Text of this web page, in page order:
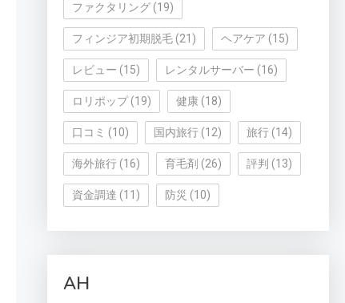
ファクタリング(19)
フィンジア初期脱毛(21) ヘアケア (15)
レビュー (15) レンタルサーバー (16)
ロリポップ(19) 健康(18)
口コミ (10) 国内旅行(12) 旅行(14)
海外旅行(16) 育毛剤 (26) 評判 (13)
資金調達 (11) 防災 (10)
AH